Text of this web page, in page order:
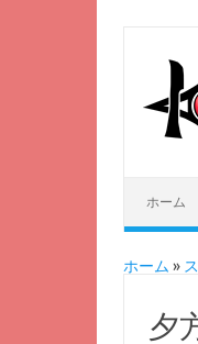
ホーム
ホーム »
夕